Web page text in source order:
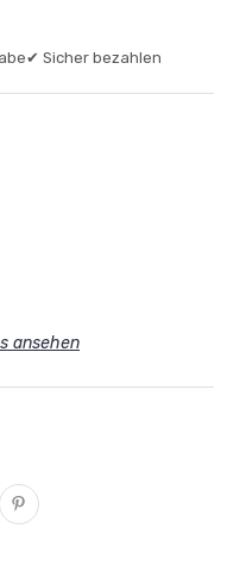
✔ Sicher bezahlen
ansehen